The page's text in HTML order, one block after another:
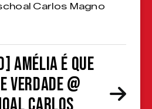
Carlos Magno
Amélia é que
verdade @